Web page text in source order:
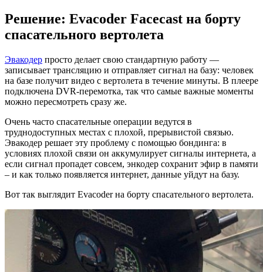
Решение: Evacoder Facecast на борту
спасательного вертолета
Эвакодер просто делает свою стандартную работу —
записывает трансляцию и отправляет сигнал на базу: человек
на базе получит видео с вертолета в течение минуты. В плеере
подключена DVR-перемотка, так что самые важные моменты
можно пересмотреть сразу же.
Очень часто спасательные операции ведутся в
труднодоступных местах с плохой, прерывистой связью.
Эвакодер решает эту проблему с помощью бондинга: в
условиях плохой связи он аккумулирует сигналы интернета, а
если сигнал пропадет совсем, энкодер сохранит эфир в памяти
– и как только появляется интернет, данные уйдут на базу.
Вот так выглядит Evacoder на борту спасательного вертолета.